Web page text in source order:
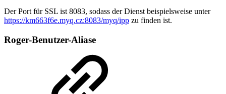
Der Port für SSL ist 8083, sodass der Dienst beispielsweise unter
https://km663f6e.myq.cz:8083/myq/ipp zu finden ist.
Roger-Benutzer-Aliase